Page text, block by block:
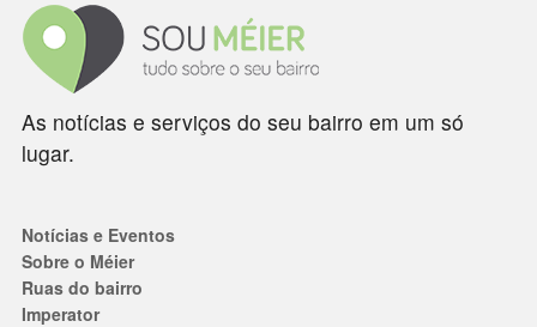
As notícias e serviços do seu bairro em um só
lugar.
Notícias e Eventos
Sobre o Méier
Ruas do bairro
Imperator